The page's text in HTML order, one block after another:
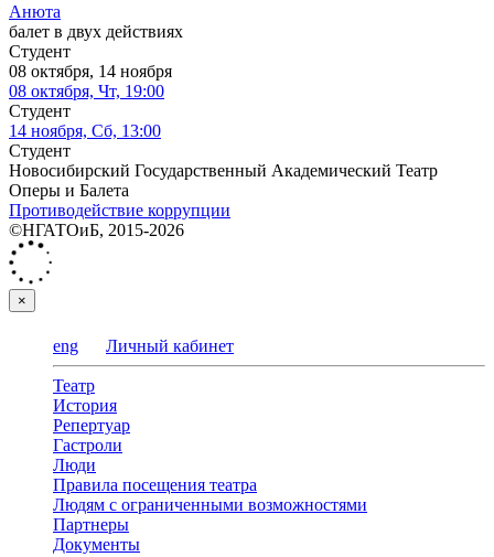
Анюта
балет в двух действиях
Студент
08 октября, 14 ноября
08 октября, Чт, 19:00
Студент
14 ноября, Сб, 13:00
Студент
Новосибирский Государственный Академический Театр
Оперы и Балета
Противодействие коррупции
©НГАТОиБ, 2015-2026
×
eng Личный кабинет
Театр
История
Репертуар
Гастроли
Люди
Правила посещения театра
Людям с ограниченными возможностями
Партнеры
Документы